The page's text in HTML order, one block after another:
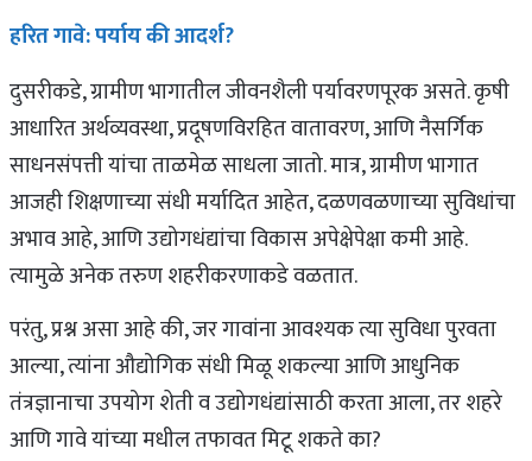
हरित गावे: पर्याय की आदर्श?
दुसरीकडे, ग्रामीण भागातील जीवनशैली पर्यावरणपूरक असते. कृषी
आधारित अर्थव्यवस्था, प्रदूषणविरहित वातावरण, आणि नैसर्गिक
साधनसंपत्ती यांचा ताळमेळ साधला जातो. मात्र, ग्रामीण भागात
आजही शिक्षणाच्या संधी मर्यादित आहेत, दळणवळणाच्या सुविधांचा
अभाव आहे, आणि उद्योगधंद्यांचा विकास अपेक्षेपेक्षा कमी आहे.
त्यामुळे अनेक तरुण शहरीकरणाकडे वळतात.
परंतु, प्रश्न असा आहे की, जर गावांना आवश्यक त्या सुविधा पुरवता
आल्या, त्यांना औद्योगिक संधी मिळू शकल्या आणि आधुनिक
तंत्रज्ञानाचा उपयोग शेती व उद्योगधंद्यांसाठी करता आला, तर शहरे
आणि गावे यांच्या मधील तफावत मिटू शकते का?